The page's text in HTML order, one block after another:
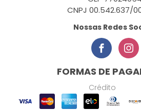
CNPJ 00.542.637/
Nossas Redes
FORMAS DE
Crédito